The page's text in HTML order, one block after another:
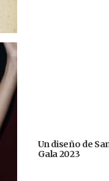
Un diseño de
Gala 2023